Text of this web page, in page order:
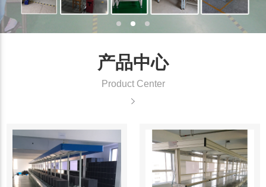
产品中心
Product Center